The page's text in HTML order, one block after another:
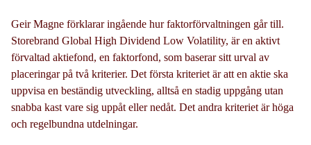
Geir Magne förklarar ingående hur faktorförvaltningen går till.
Storebrand Global High Dividend Low Volatility, är en aktivt
förvaltad aktiefond, en faktorfond, som baserar sitt urval av
placeringar på två kriterier. Det första kriteriet är att en aktie ska
uppvisa en beständig utveckling, alltså en stadig uppgång utan
snabba kast vare sig uppåt eller nedåt. Det andra kriteriet är höga
och regelbundna utdelningar.